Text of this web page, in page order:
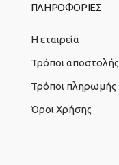
ΠΛΗΡΟΦΟΡΙΕΣ
Η εταιρεία
Τρόποι αποστολής
Τρόποι πληρωμής
Όροι Χρήσης